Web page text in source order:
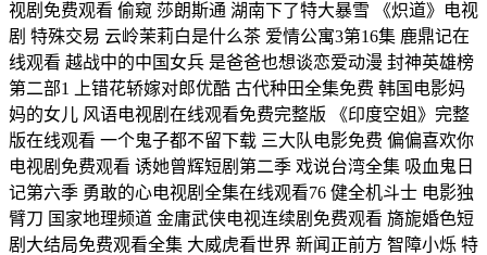
视剧免费观看 偷窥 莎朗斯通 湖南下了特大暴雪 《炽道》电视
剧 特殊交易 云岭茉莉白是什么茶 爱情公寓3第16集 鹿鼎记在
线观看 越战中的中国女兵 是爸爸也想谈恋爱动漫 封神英雄榜
第二部1 上错花轿嫁对郎优酷 古代种田全集免费 韩国电影妈
妈的女儿 风语电视剧在线观看免费完整版 《印度空姐》完整
版在线观看 一个鬼子都不留下载 三大队电影免费 偏偏喜欢你
电视剧免费观看 诱她曾辉短剧第二季 戏说台湾全集 吸血鬼日
记第六季 勇敢的心电视剧全集在线观看76 健全机斗士 电影独
臂刀 国家地理频道 金庸武侠电视连续剧免费观看 旖旎婚色短
剧大结局免费观看全集 大威虎看世界 新闻正前方 智障小烁 特